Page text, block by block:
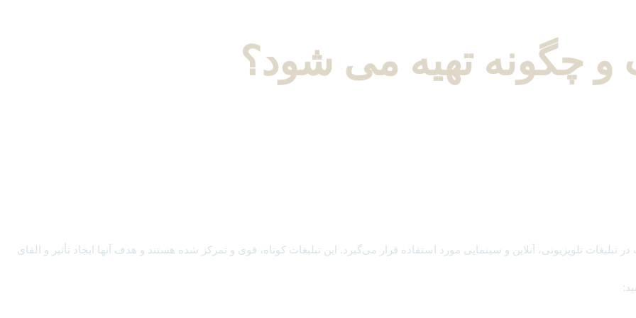
و چگونه تهیه می شود؟
تلویزیونی، آنلاین و سینمایی مورد استفاده قرار می‌گیرد. این تبلیغات کوتاه، قوی و تمرکز شده هستند و هدف آنها ایجاد تأثیر و القای